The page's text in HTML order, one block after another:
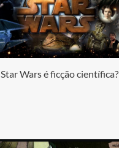
Star Wars é ficção científica?